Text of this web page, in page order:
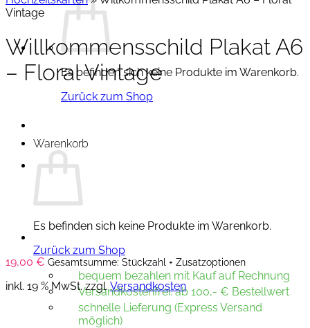
Es befinden sich keine Produkte im Warenkorb.
Zurück zum Shop
Warenkorb
Es befinden sich keine Produkte im Warenkorb.
Zurück zum Shop
bequem bezahlen mit Kauf auf Rechnung
Versandkostenfrei: ab 100,- € Bestellwert
schnelle Lieferung (Express Versand
möglich)
Vintage
Willkommensschild Plakat A6
– Floral Vintage
19,00 € Gesamtsumme: Stückzahl + Zusatzoptionen
inkl. 19 % MwSt. zzgl.Versandkosten